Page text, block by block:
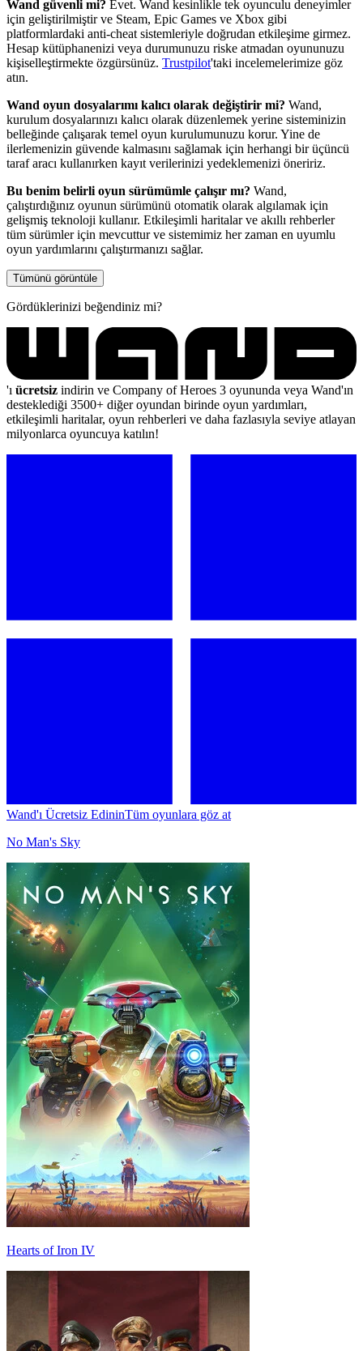
Wand güvenli mi? Evet. Wand kesinlikle tek oyunculu deneyimler
için geliştirilmiştir ve Steam, Epic Games ve Xbox gibi
platformlardaki anti-cheat sistemleriyle doğrudan etkileşime girmez.
Hesap kütüphanenizi veya durumunuzu riske atmadan oyununuzu
kişiselleştirmekte özgürsünüz. Trustpilot'taki incelemelerimize göz
atın.
Wand oyun dosyalarımı kalıcı olarak değiştirir mi? Wand,
kurulum dosyalarınızı kalıcı olarak düzenlemek yerine sisteminizin
belleğinde çalışarak temel oyun kurulumunuzu korur. Yine de
ilerlemenizin güvende kalmasını sağlamak için herhangi bir üçüncü
taraf aracı kullanırken kayıt verilerinizi yedeklemenizi öneririz.
Bu benim belirli oyun sürümümle çalışır mı? Wand,
çalıştırdığınız oyunun sürümünü otomatik olarak algılamak için
gelişmiş teknoloji kullanır. Etkileşimli haritalar ve akıllı rehberler
tüm sürümler için mevcuttur ve sistemimiz her zaman en uyumlu
oyun yardımlarını çalıştırmanızı sağlar.
Tümünü görüntüle
Gördüklerinizi beğendiniz mi?
'ı ücretsiz indirin ve Company of Heroes 3 oyununda veya Wand'ın
desteklediği 3500+ diğer oyundan birinde oyun yardımları,
etkileşimli haritalar, oyun rehberleri ve daha fazlasıyla seviye atlayan
milyonlarca oyuncuya katılın!
Wand'ı Ücretsiz EdininTüm oyunlara göz at
No Man's Sky
Hearts of Iron IV